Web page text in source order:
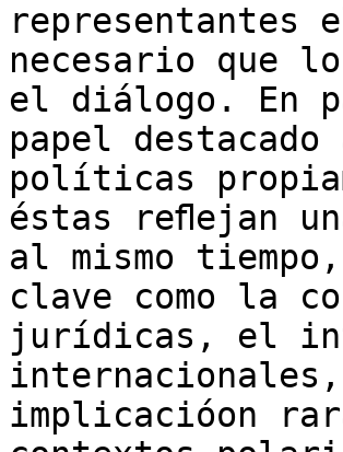
representantes
necesario que
el diálogo. En
papel
políticas
éstas reﬂejan
al mismo
clave como la
jurídicas, el
implicacióon